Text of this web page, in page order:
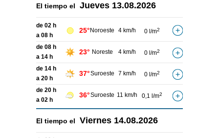
El tiempo el Jueves 13.08.2026
de 02 h
a 08 h
25° Noroeste 4 km/h 0 l/m2
de 08 h
a 14 h
23° Noreste 4 km/h 0 l/m2
de 14 h
a 20 h
37°Suroeste 7 km/h 0 l/m2
de 20 h
a 02 h
36°Suroeste 11 km/h 0,1 l/m2
El tiempo el Viernes 14.08.2026